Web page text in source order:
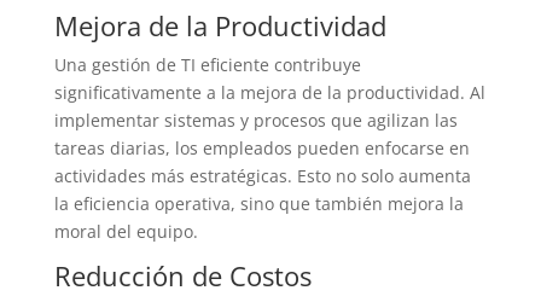
Mejora de la Productividad
Una gestión de TI eficiente contribuye
significativamente a la mejora de la productividad. Al
implementar sistemas y procesos que agilizan las
tareas diarias, los empleados pueden enfocarse en
actividades más estratégicas. Esto no solo aumenta
la eficiencia operativa, sino que también mejora la
moral del equipo.
Reducción de Costos